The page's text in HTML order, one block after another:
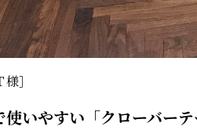
様］
使いやすい「クローバーテ